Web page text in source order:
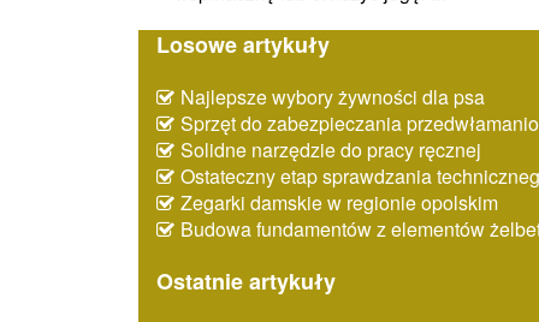
Losowe artykuły
Najlepsze wybory żywności dla psa
Sprzęt do zabezpieczania
Solidne narzędzie do pracy ręcznej
Ostateczny etap sprawdzania
Zegarki damskie w regionie opolskim
Budowa fundamentów z elementów
Ostatnie artykuły